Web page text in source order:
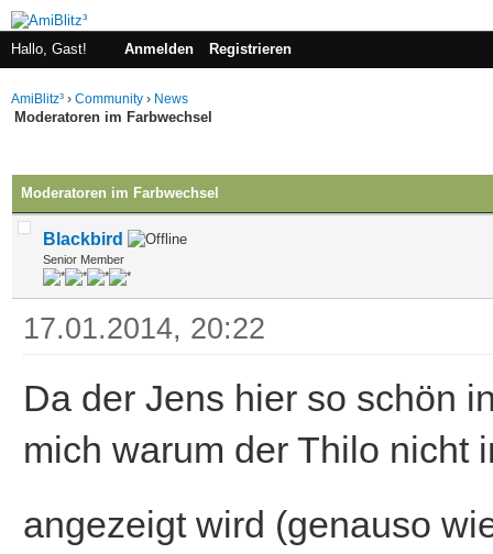
Hallo, Gast! Anmelden Registrieren
AmiBlitz³ › Community › News
Moderatoren im Farbwechsel
Moderatoren im Farbwechsel
Blackbird
Senior Member
17.01.2014, 20:22
Da der Jens hier so schön
mich warum der Thilo nicht
angezeigt wird (genauso